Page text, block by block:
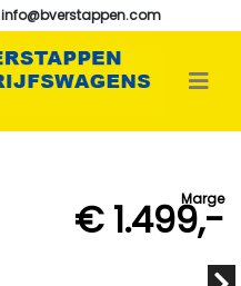
info@bverstappen.com
Marge
€ 1.499,-